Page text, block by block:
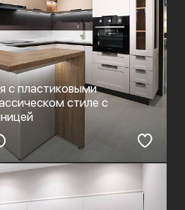
с пластиковыми
стиле c